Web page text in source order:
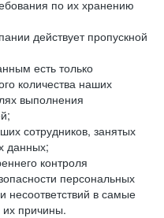
по их хранению
действует пропускной
есть только
количества наших
выполнения
сотрудников, занятых
данных;
контроля
персональных
несоответствий в самые
их причины.